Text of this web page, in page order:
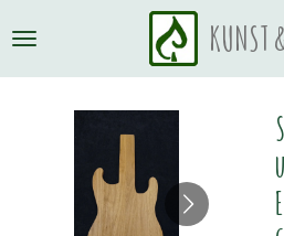
Hauptinhalt
springen
KUNST